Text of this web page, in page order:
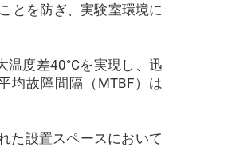
とを防ぎ、実験室環境に
温度差40°Cを実現し、迅
均故障間隔（MTBF）は
た設置スペースにおいて